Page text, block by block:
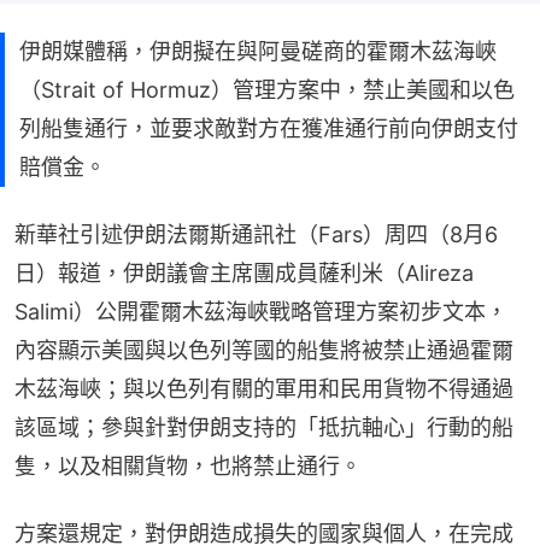
伊朗媒體稱，伊朗擬在與阿曼磋商的霍爾木茲海峽
（Strait of Hormuz）管理方案中，禁止美國和以色
列船隻通行，並要求敵對方在獲准通行前向伊朗支付
賠償金。
新華社引述伊朗法爾斯通訊社（Fars）周四（8月6
日）報道，伊朗議會主席團成員薩利米（Alireza
Salimi）公開霍爾木茲海峽戰略管理方案初步文本，
內容顯示美國與以色列等國的船隻將被禁止通過霍爾
木茲海峽；與以色列有關的軍用和民用貨物不得通過
該區域；參與針對伊朗支持的「抵抗軸心」行動的船
隻，以及相關貨物，也將禁止通行。
方案還規定，對伊朗造成損失的國家與個人，在完成